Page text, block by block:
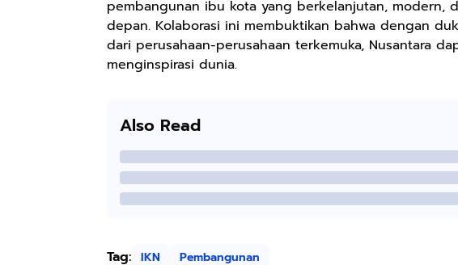
pembangunan ibu kota yang berkelanjutan, modern,
depan. Kolaborasi ini membuktikan bahwa dengan
dari perusahaan-perusahaan terkemuka, Nusantara
menginspirasi dunia.
Also Read
Tag: IKN Pembangunan